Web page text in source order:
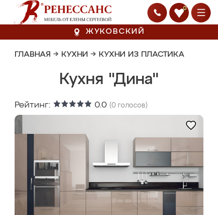
0
ЖУКОВСКИЙ
ГЛАВНАЯ → КУХНИ → КУХНИ ИЗ ПЛАСТИКА
Кухня "Дина"
Рейтинг: 0.0 (0 голосов)